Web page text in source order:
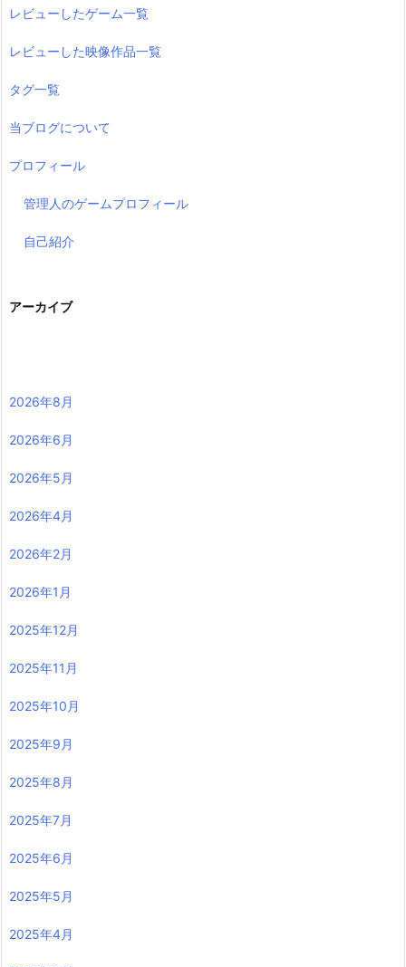
レビューしたゲーム一覧
レビューした映像作品一覧
タグ一覧
当ブログについて
プロフィール
管理人のゲームプロフィール
自己紹介
アーカイブ
2026年8月
2026年6月
2026年5月
2026年4月
2026年2月
2026年1月
2025年12月
2025年11月
2025年10月
2025年9月
2025年8月
2025年7月
2025年6月
2025年5月
2025年4月